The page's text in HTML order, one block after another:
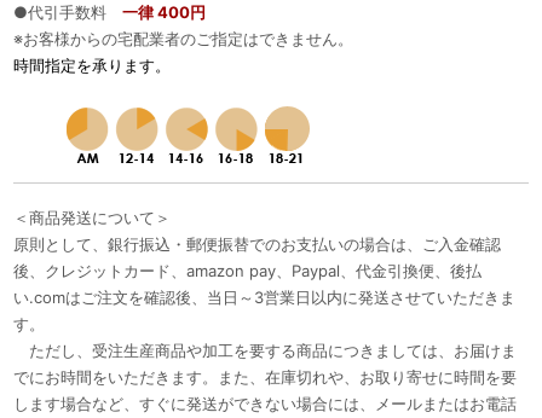
●代引手数料 一律 400円
※お客様からの宅配業者のご指定はできません。
時間指定を承ります。
＜商品発送について＞
原則として、銀行振込・郵便振替でのお支払いの場合は、ご入金確認
後、クレジットカード、amazon pay、Paypal、代金引換便、後払
い.comはご注文を確認後、当日～3営業日以内に発送させていただきま
す。
ただし、受注生産商品や加工を要する商品につきましては、お届けま
でにお時間をいただきます。また、在庫切れや、お取り寄せに時間を要
します場合など、すぐに発送ができない場合には、メールまたはお電話